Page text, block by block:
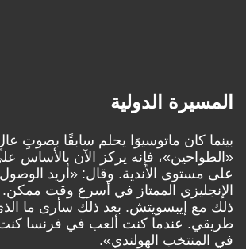
المسيرة الدولية
بينما كان ماتوسيوَا يحلم سابقًا بصوتٍ
«الطواحين»، فإنه يركز الآن بالأساس
على مستوى الأندية. وقال: «أريد
الإنجليزي الممتاز في أسرع وقت
ذلك مع إيبسويتش. بعد ذلك سأرى ما
طريقي. عندما كنت ألعب في فرنسا كنت
في المنتخب الهولندي».